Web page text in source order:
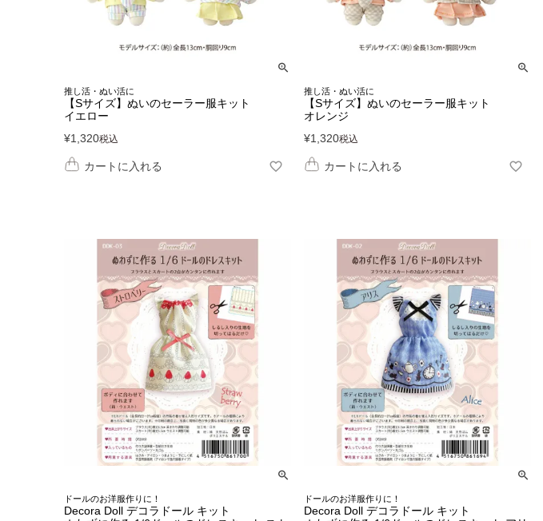
推し活・ぬい活に
【Sサイズ】ぬいのセーラー服キット
イエロー
¥1,320税込
カートに入れる
推し活・ぬい活に
【Sサイズ】ぬいのセーラー服キット
オレンジ
¥1,320税込
カートに入れる
ドールのお洋服作りに！
Decora Doll デコラドール キット
ドールのお洋服作りに！
Decora Doll デコラドール キット